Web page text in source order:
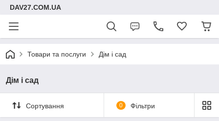
DAV27.COM.UA
Товари та послуги Дім і сад
Дім і сад
Сортування 0 Фільтри